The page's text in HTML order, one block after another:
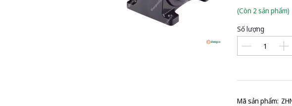
(Còn 2 sản phẩm)
Số lượng
Mã sản phẩm: